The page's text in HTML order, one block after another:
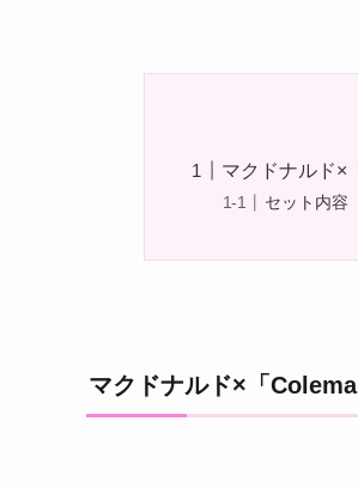
マクドナルド×
セット内容
マクドナルド×「